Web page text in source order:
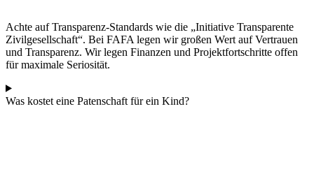
Achte auf Transparenz-Standards wie die „Initiative Transparente
Zivilgesellschaft“. Bei FAFA legen wir großen Wert auf Vertrauen
und Transparenz. Wir legen Finanzen und Projektfortschritte offen
für maximale Seriosität.
Was kostet eine Patenschaft für ein Kind?